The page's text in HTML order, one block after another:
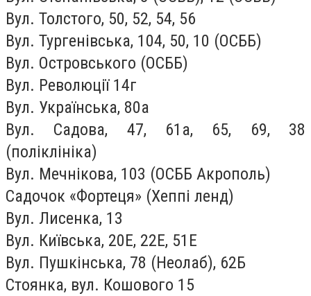
Вул. Толстого, 50, 52, 54, 56
Вул. Тургенівська, 104, 50, 10 (ОСББ)
Вул. Островського (ОСББ)
Вул. Революції 14г
Вул. Українська, 80а
Вул. Садова, 47, 61а, 65, 69, 38
(поліклініка)
Вул. Мечнікова, 103 (ОСББ Акрополь)
Садочок «Фортеця» (Хеппі ленд)
Вул. Лисенка, 13
Вул. Київська, 20Е, 22Е, 51Е
Вул. Пушкінська, 78 (Неолаб), 62Б
Стоянка, вул. Кошового 15